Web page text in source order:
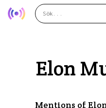
Elon
Mentions of